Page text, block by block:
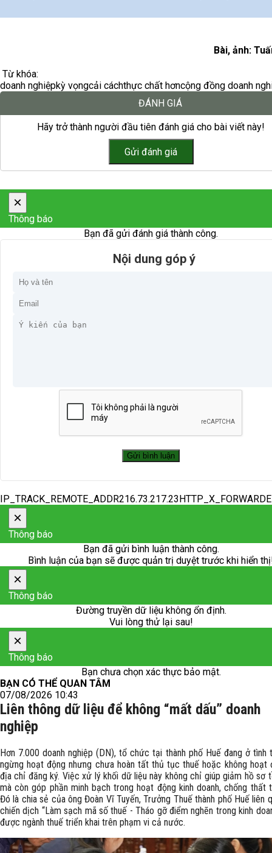
Bài, ảnh:
Từ khóa:
doanh nghiệpkỳ vọngcải cáchthực chất hơncộng đồng doanh
ĐÁNH GIÁ
Hãy trở thành người đầu tiên đánh giá cho bài viết này!
×
Thông báo
Bạn đã gửi đánh giá thành công.
Nội dung góp ý
×
Thông báo
Bạn đã gửi bình luận thành công.
Bình luận của bạn sẽ được quản trị duyệt trước khi hiển
×
Thông báo
Đường truyền dữ liệu không ổn định.
Vui lòng thử lại sau!
×
Thông báo
Bạn chưa chọn xác thực bảo mật.
BẠN CÓ THỂ QUAN TÂM
07/08/2026 10:43
Liên thông dữ liệu để không “mất dấu” doanh
nghiệp
Hơn 7.000 doanh nghiệp (DN), tổ chức tại thành phố Huế đang ở tình
ngừng hoạt động nhưng chưa hoàn tất thủ tục thuế hoặc không hoạt
địa chỉ đăng ký. Việc xử lý khối dữ liệu này không chỉ giúp giảm hồ sơ
mà còn góp phần minh bạch trong hoạt động kinh doanh, chống thất
Đó là chia sẻ của ông Đoàn Vĩ Tuyến, Trưởng Thuế thành phố Huế liên
chiến dịch “Làm sạch mã số thuế - Tháo gỡ điểm nghẽn trong kinh
được ngành thuế triển khai trên phạm vi cả nước.